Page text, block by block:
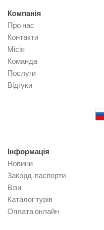
Компанія
Про нас
Контакти
Місія
Команда
Послуги
Відгуки
Інформація
Новини
Закорд. паспорти
Візи
Каталог турів
Оплата онлайн